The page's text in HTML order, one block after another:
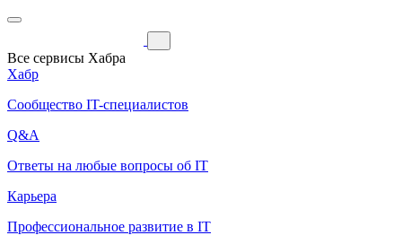
Все сервисы Хабра
Хабр
Сообщество IT-специалистов
Q&A
Ответы на любые вопросы об IT
Карьера
Профессиональное развитие в IT